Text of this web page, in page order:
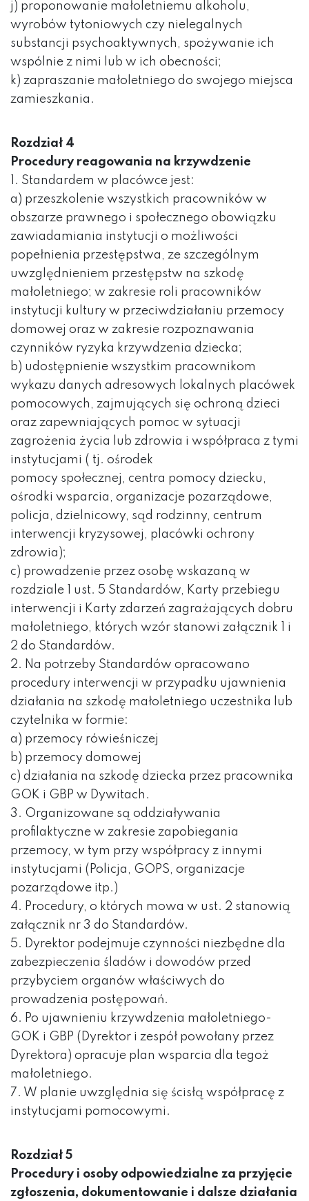
j) proponowanie małoletniemu alkoholu,
wyrobów tytoniowych czy nielegalnych
substancji psychoaktywnych, spożywanie ich
wspólnie z nimi lub w ich obecności;
k) zapraszanie małoletniego do swojego miejsca
zamieszkania.
Rozdział 4
Procedury reagowania na krzywdzenie
1. Standardem w placówce jest:
a) przeszkolenie wszystkich pracowników w
obszarze prawnego i społecznego obowiązku
zawiadamiania instytucji o możliwości
popełnienia przestępstwa, ze szczególnym
uwzględnieniem przestępstw na szkodę
małoletniego; w zakresie roli pracowników
instytucji kultury w przeciwdziałaniu przemocy
domowej oraz w zakresie rozpoznawania
czynników ryzyka krzywdzenia dziecka;
b) udostępnienie wszystkim pracownikom
wykazu danych adresowych lokalnych placówek
pomocowych, zajmujących się ochroną dzieci
oraz zapewniających pomoc w sytuacji
zagrożenia życia lub zdrowia i współpraca z tymi
instytucjami ( tj. ośrodek
pomocy społecznej, centra pomocy dziecku,
ośrodki wsparcia, organizacje pozarządowe,
policja, dzielnicowy, sąd rodzinny, centrum
interwencji kryzysowej, placówki ochrony
zdrowia);
c) prowadzenie przez osobę wskazaną w
rozdziale 1 ust. 5 Standardów, Karty przebiegu
interwencji i Karty zdarzeń zagrażających dobru
małoletniego, których wzór stanowi załącznik 1 i
2 do Standardów.
2. Na potrzeby Standardów opracowano
procedury interwencji w przypadku ujawnienia
działania na szkodę małoletniego uczestnika lub
czytelnika w formie:
a) przemocy rówieśniczej
b) przemocy domowej
c) działania na szkodę dziecka przez pracownika
GOK i GBP w Dywitach.
3. Organizowane są oddziaływania
profilaktyczne w zakresie zapobiegania
przemocy, w tym przy współpracy z innymi
instytucjami (Policja, GOPS, organizacje
pozarządowe itp.)
4. Procedury, o których mowa w ust. 2 stanowią
załącznik nr 3 do Standardów.
5. Dyrektor podejmuje czynności niezbędne dla
zabezpieczenia śladów i dowodów przed
przybyciem organów właściwych do
prowadzenia postępowań.
6. Po ujawnieniu krzywdzenia małoletniego-
GOK i GBP (Dyrektor i zespół powołany przez
Dyrektora) opracuje plan wsparcia dla tegoż
małoletniego.
7. W planie uwzględnia się ścisłą współpracę z
instytucjami pomocowymi.
Rozdział 5
Procedury i osoby odpowiedzialne za przyjęcie
zgłoszenia, dokumentowanie i dalsze działania